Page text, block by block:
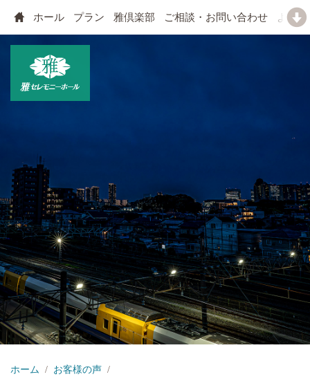
ホール プラン 雅倶楽部 ご相談・お問い合わせ よく
ホーム お客様の声